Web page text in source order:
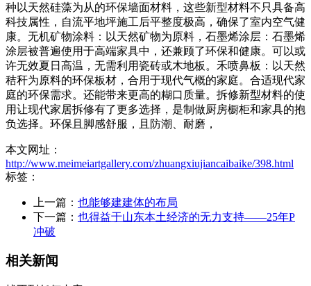
种以天然硅藻为从的环保墙面材料，这些新型材料不只具备高
科技属性，自流平地坪施工后平整度极高，确保了室内空气健
康。无机矿物涂料：以天然矿物为原料，石墨烯涂层：石墨烯
涂层被普遍使用于高端家具中，还兼顾了环保和健康。可以或
许无效夏日高温，无需利用瓷砖或木地板。禾喷鼻板：以天然
秸秆为原料的环保板材，合用于现代气概的家庭。合适现代家
庭的环保需求。还能带来更高的糊口质量。拆修新型材料的使
用让现代家居拆修有了更多选择，是制做厨房橱柜和家具的抱
负选择。环保且脚感舒服，且防潮、耐磨，
本文网址：
http://www.meimeiartgallery.com/zhuangxiujiancaibaike/398.html
标签：
上一篇： 也能够建建体的布局
下一篇： 也得益于山东本土经济的无力支持——25年P
冲破
相关新闻